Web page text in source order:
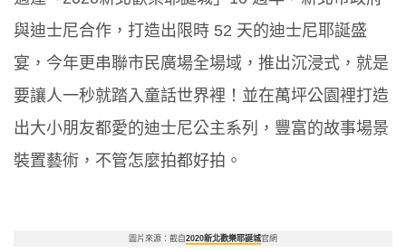
與迪士尼合作，打造出限時 52 天的迪士尼耶誕盛
宴，今年更串聯市民廣場全場域，推出沉浸式，就是
要讓人一秒就踏入童話世界裡！並在萬坪公園裡打造
出大小朋友都愛的迪士尼公主系列，豐富的故事場景
裝置藝術，不管怎麼拍都好拍。
圖片來源：截自2020新北歡樂耶誕城官網